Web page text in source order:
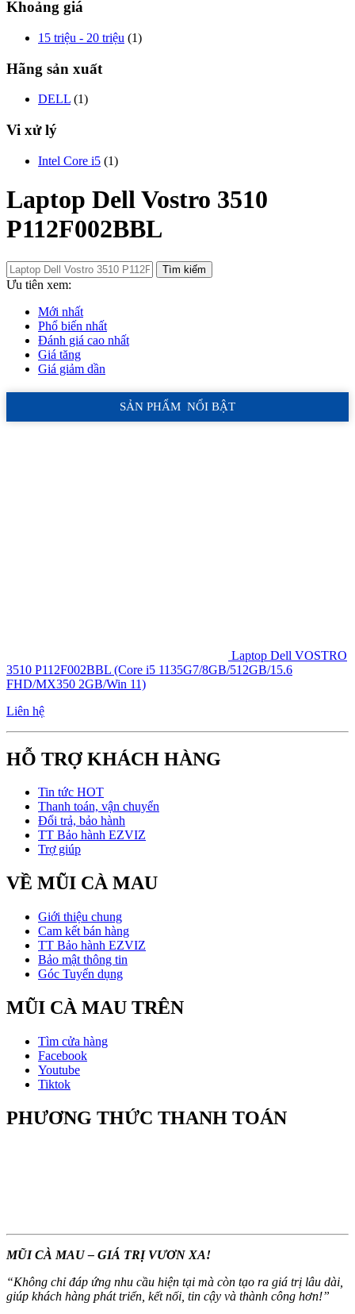
Khoảng giá
15 triệu - 20 triệu (1)
Hãng sản xuất
DELL (1)
Vi xử lý
Intel Core i5 (1)
Laptop Dell Vostro 3510
P112F002BBL
Tìm kiếm
Ưu tiên xem:
Mới nhất
Phổ biến nhất
Đánh giá cao nhất
Giá tăng
Giá giảm dần
SẢN PHẨM NỔI BẬT
Laptop Dell VOSTRO
3510 P112F002BBL (Core i5 1135G7/8GB/512GB/15.6
FHD/MX350 2GB/Win 11)
Liên hệ
HỖ TRỢ KHÁCH HÀNG
Tin tức HOT
Thanh toán, vận chuyển
Đổi trả, bảo hành
TT Bảo hành EZVIZ
Trợ giúp
VỀ MŨI CÀ MAU
Giới thiệu chung
Cam kết bán hàng
TT Bảo hành EZVIZ
Bảo mật thông tin
Góc Tuyển dụng
MŨI CÀ MAU TRÊN
Tìm cửa hàng
Facebook
Youtube
Tiktok
PHƯƠNG THỨC THANH TOÁN
MŨI CÀ MAU – GIÁ TRỊ VƯƠN XA!
“Không chỉ đáp ứng nhu cầu hiện tại mà còn tạo ra giá trị lâu dài,
giúp khách hàng phát triển, kết nối, tin cậy và thành công hơn!”